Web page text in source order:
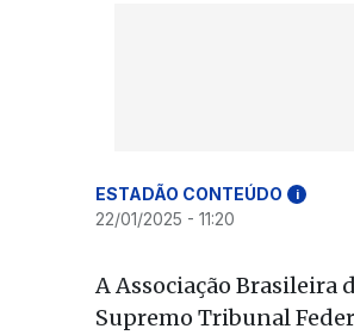
ESTADÃO CONTEÚDO i
22/01/2025 - 11:20
A Associação Brasileira
Supremo Tribunal